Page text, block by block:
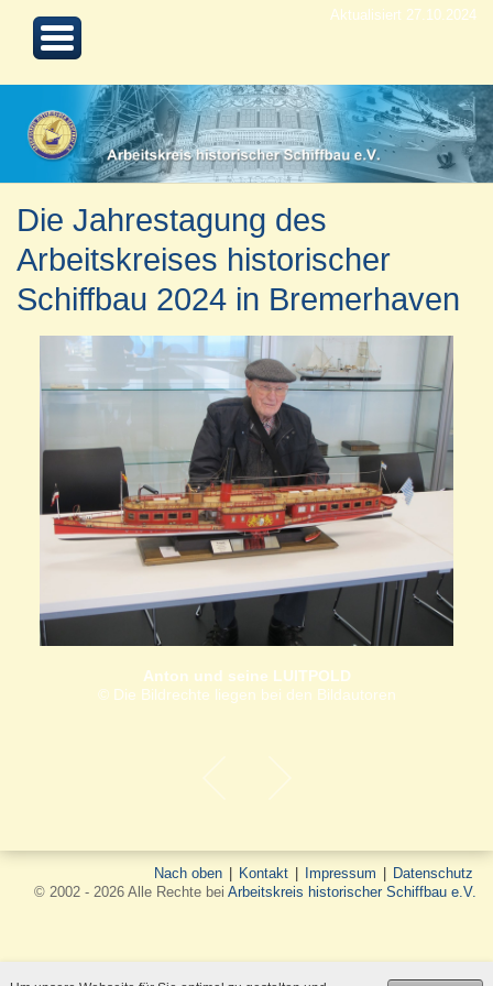
Aktualisiert 27.10.2024
Die Jahrestagung des
Arbeitskreises historischer
Schiffbau 2024 in Bremerhaven
Anton und seine LUITPOLD
© Die Bildrechte liegen bei den Bildautoren
Nach oben Kontakt Impressum
Datenschutz
© 2002 - 2026 Alle Rechte bei Arbeitskreis historischer Schiffbau e.V.